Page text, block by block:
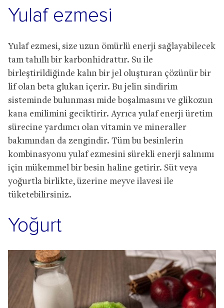
Yulaf ezmesi
Yulaf ezmesi, size uzun ömürlü enerji sağlayabilecek
tam tahıllı bir karbonhidrattır. Su ile
birleştirildiğinde kalın bir jel oluşturan çözünür bir
lif olan beta glukan içerir. Bu jelin sindirim
sisteminde bulunması mide boşalmasını ve glikozun
kana emilimini geciktirir. Ayrıca yulaf enerji üretim
sürecine yardımcı olan vitamin ve mineraller
bakımından da zengindir. Tüm bu besinlerin
kombinasyonu yulaf ezmesini sürekli enerji salınımı
için mükemmel bir besin haline getirir. Süt veya
yoğurtla birlikte, üzerine meyve ilavesi ile
tüketebilirsiniz.
Yoğurt